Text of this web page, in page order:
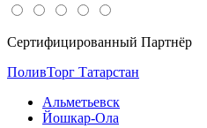
Сертифицированный Партнёр
ПоливТорг Татарстан
Альметьевск
Йошкар-Ола